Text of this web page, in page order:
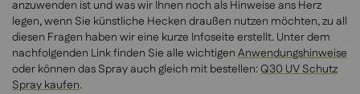
anzuwenden ist und was wir Ihnen noch als Hinweise ans Herz
legen, wenn Sie künstliche Hecken draußen nutzen möchten, zu all
diesen Fragen haben wir eine kurze Infoseite erstellt. Unter dem
nachfolgenden Link finden Sie alle wichtigen Anwendungshinweise
oder können das Spray auch gleich mit bestellen:Q30 UV Schutz
Spray kaufen.